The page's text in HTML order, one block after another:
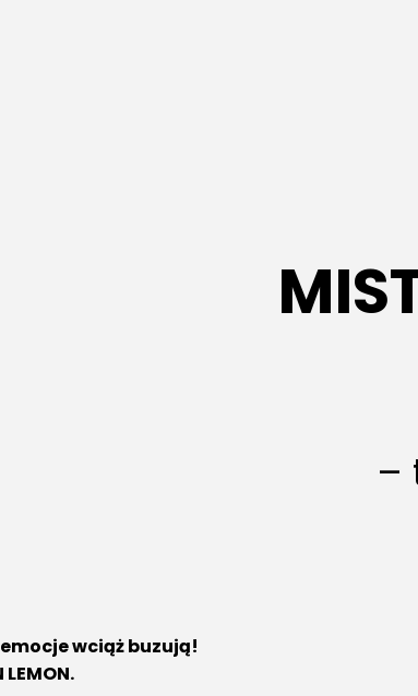
–
wciąż buzują!